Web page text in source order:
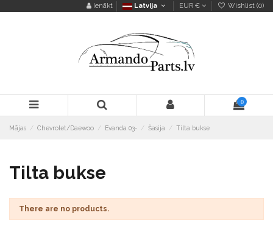
Ienākt Latvija EUR € Wishlist (0)
0
Mājas Chevrolet/Daewoo Evanda 03- Šasija Tilta bukse
Tilta bukse
There are no products.